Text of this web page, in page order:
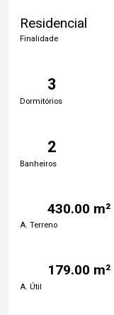
Residencial
Finalidade
3
Dormitórios
2
Banheiros
430.00 m²
A. Terreno
179.00 m²
A. Útil